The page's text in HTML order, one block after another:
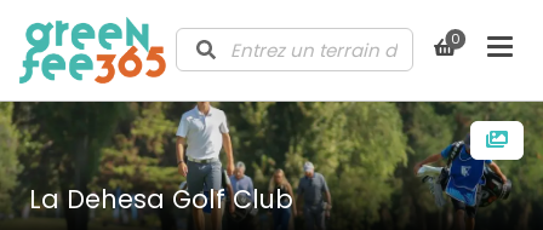
0
La Dehesa Golf Club